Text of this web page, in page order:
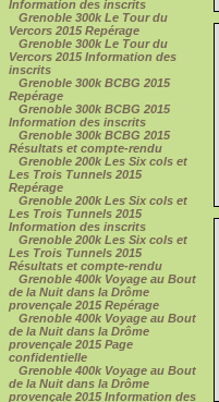
Information des inscrits
Grenoble 300k Le Tour du
Vercors 2015 Repérage
Grenoble 300k Le Tour du
Vercors 2015 Information des
inscrits
Grenoble 300k BCBG 2015
Repérage
Grenoble 300k BCBG 2015
Information des inscrits
Grenoble 300k BCBG 2015
Résultats et compte-rendu
Grenoble 200k Les Six cols et
Les Trois Tunnels 2015
Repérage
Grenoble 200k Les Six cols et
Les Trois Tunnels 2015
Information des inscrits
Grenoble 200k Les Six cols et
Les Trois Tunnels 2015
Résultats et compte-rendu
Grenoble 400k Voyage au Bout
de la Nuit dans la Drôme
provençale 2015 Repérage
Grenoble 400k Voyage au Bout
de la Nuit dans la Drôme
provençale 2015 Page
confidentielle
Grenoble 400k Voyage au Bout
de la Nuit dans la Drôme
provençale 2015 Information des